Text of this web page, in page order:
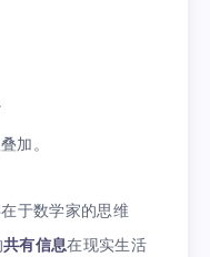
加。
于数学家的思维
共有信息在现实生活